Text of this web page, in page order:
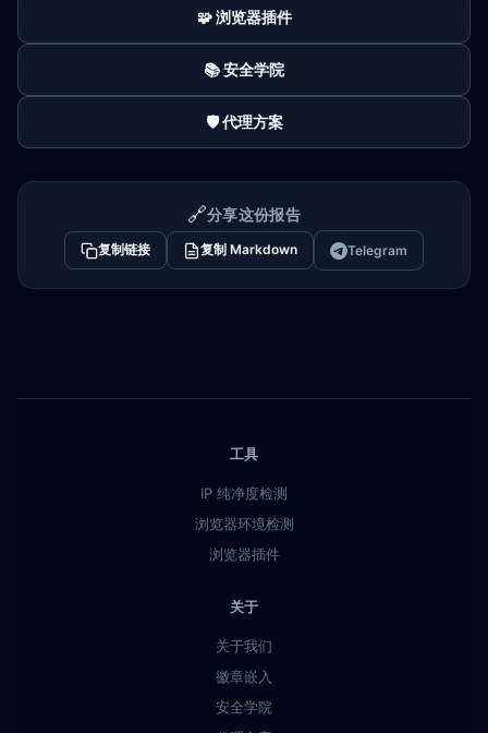
🧩 浏览器插件
📚 安全学院
🛡️ 代理方案
🔗分享这份报告
复制链接 复制 Markdown Telegram
工具
IP 纯净度检测
浏览器环境检测
浏览器插件
关于
关于我们
徽章嵌入
安全学院